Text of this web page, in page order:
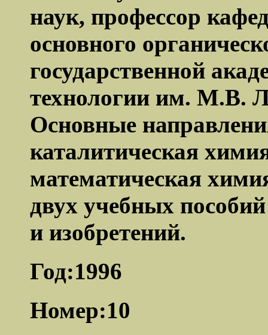
наук, профессор
основного
государственной
технологии им. М.В.
Основные
каталитическая
математическая
двух учебных
и изобретений.
Год:1996
Номер:10